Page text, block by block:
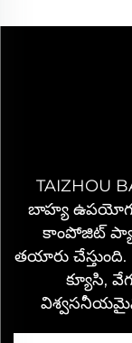
TAIZHOU
బాహ్య ఉపయోగం
కాంపోజిట్
తయారు
క్యూసి,